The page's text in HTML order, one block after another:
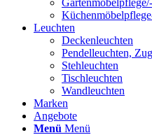
Leuchten
Deckenleuchten
Pendelleuchten,
Stehleuchten
Tischleuchten
Wandleuchten
Marken
Angebote
Menü Menü